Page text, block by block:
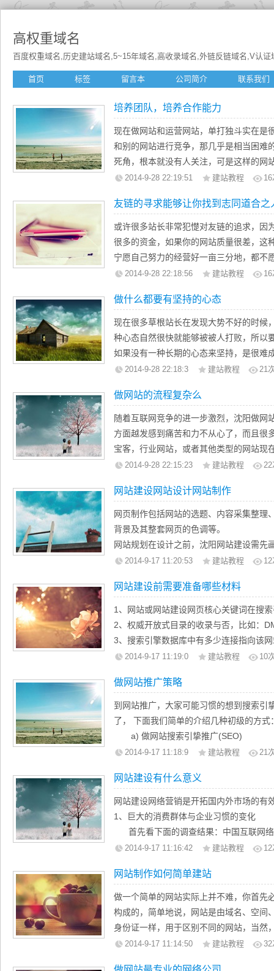
高权重域名
百度权重域名,历史建站域名,5~15年域名,高收录域名,外链反链域名,V认
首页 标签 留言本 公司简介 联系我们
培养团队，培养合作能力
现在做网站和运营网站，单打独斗实在是
和别的网站进行竞争，那几乎是相当困难
死角，根本就没有人关注，可是这样的网
在网站运营方面，肯定离不开竞争，而团
一样的成功！
2014-9-28 22:19:51 建站教程 16
友链的寻求能够让你找到志同道合之
或许很多站长非常犯憷对友链的追求，因
很多的资金，如果你的网站质量很差，这
宁愿自己努力的经营好一亩三分地，都不
去找一些合适的友链。而实际上，友链的
对于互联网来说，同行是冤家或许没有那
同行之间一定会有竞争，也会有合作，所
方法技巧，让别人觉得我们的真诚，而这
动去帮助别人，这样或许能够和自己的同
会帮助自己获得更好的人脉资源！
2014-9-28 22:18:56 建站教程 16
做什么都要有坚持的心态
现在很多草根站长在发现大势不好的时候
种心态自然很快就能够被被人打败，所以
如果没有一种长期的心态来坚持，是很难
商城乱收费引起了公愤，但是马云的一句
到阳光的沐浴，可是很多人却在明天的晚
阳做网站靠这样的检查成功了，相信很多
的！
2014-9-28 22:18:3 建站教程 21
做网站的流程复杂么
随着互联网竞争的进一步激烈，沈阳做网
方面越发感到痛苦和力不从心了，而且很
宝客，行业网站，或者其他类型的网站现
寥无几的，而且也颇不可观！很多草根站
向，最终只能够悄悄的离开互联网，不带
除了大型网站或者门户对中小站长的生存
要运营一个相当正规的网站投资也是十分
吧，之前只需要三千元左右就能够搞定，
涨了近乎一倍，而且竞争的惨烈又导致了
乾坤，创造一片属于自己的天地呢？
2014-9-28 22:15:23 建站教程 22
网站建设网站设计网站制作
网页制作包括网站的选题、内容采集整理
背景及其整套网页的色调等。
网站规划在设计之前，沈阳网站建设需先
目、结构层次、连接内容。首页中的各功
标题性的、吸引人的文字，将单项内容交
这样才显得页面精炼。也就是说，首先要
能提供什么信息，使访问者有一个基本的
下去的兴趣。并且要细心周全，不要遗漏
2014-9-17 11:20:53 建站教程 12
网站建设前需要准备哪些材料
1、网站或网站建设网页核心关键词在搜
2、权威开放式目录的收录与否，比如：
3、搜索引擎数据库中有多少连接指向该
4、域名年龄；确切的说应该是域名被搜
6、域名性质；很多SEOer都认同：org和
高
7、内容坚持原创，沈阳网站建设过多或
会降低你的网站权重或逐步删
2014-9-17 11:19:0 建站教程 10
做网站推广策略
到网站推广，大家可能习惯的想到搜索引
了， 下面我们简单的介绍几种初级的方式
a) 做网站搜索引挚推广(SEO)
这部分无须多说，需要注意的是在做
b) 沈阳做网站交换链接
适当换一些外链，不要挑外链太多的
c) 加入行业网站联盟
这沈阳做网站样做的好处：(1)增加在
率 (3)与联盟成员互相链接。
2014-9-17 11:18:9 建站教程 21
网站建设有什么意义
网站建设网络营销是开拓国内外市场的有
1、巨大的消费群体与企业习惯的变化
首先看下面的调查结果：中国互联网络
十次中国互联网发展统计调查报告”。报
峰，这个数字每年还在以31.7％的速度
巨大的上网增长速度，带来了巨大的商
都建立了自己的网站；通过网络寻找自己
成为了习惯。如果企业想购买些什么，特
初步的查找和选择，再进一步与供应者
2014-9-17 11:16:42 建站教程 12
网站制作如何简单建站
做一个简单的网站实际上并不难，你首先
构成的，简单地说，网站是由域名、空间
身份证一样，用于区别不同的网站，当然
这就如人的名字一样，人的名字总是有一
2014-9-17 11:14:50 建站教程 32